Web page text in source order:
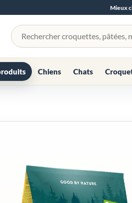
Mieux
Rechercher un produit
Chiens Chats